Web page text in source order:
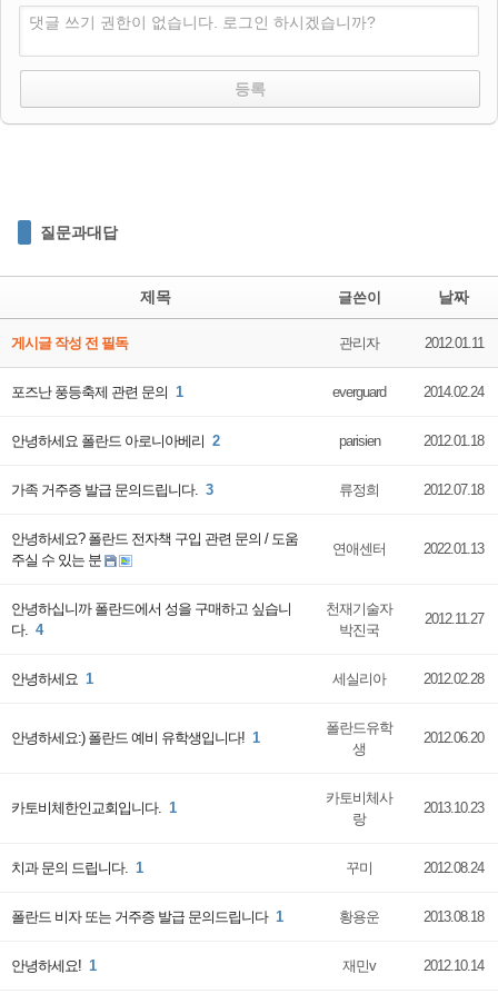
댓글 쓰기 권한이 없습니다. 로그인 하시겠습니까?
질문과대답
제목 글쓴이 날짜
게시글 작성 전 필독 관리자 2012.01.11
포즈난 풍등축제 관련 문의 1 everguard 2014.02.24
안녕하세요 폴란드 아로니아베리 2 parisien 2012.01.18
가족 거주증 발급 문의드립니다. 3 류정희 2012.07.18
안녕하세요? 폴란드 전자책 구입 관련 문의 / 도움
주실 수 있는 분
연애센터 2022.01.13
안녕하십니까 폴란드에서 성을 구매하고 싶습니
다. 4
천재기술자
박진국
2012.11.27
안녕하세요 1 세실리아 2012.02.28
안녕하세요:) 폴란드 예비 유학생입니다! 1
폴란드유학
생
2012.06.20
카토비체한인교회입니다. 1
카토비체사
랑
2013.10.23
치과 문의 드립니다. 1 꾸미 2012.08.24
폴란드 비자 또는 거주증 발급 문의드립니다 1 황용운 2013.08.18
안녕하세요! 1 재민v 2012.10.14